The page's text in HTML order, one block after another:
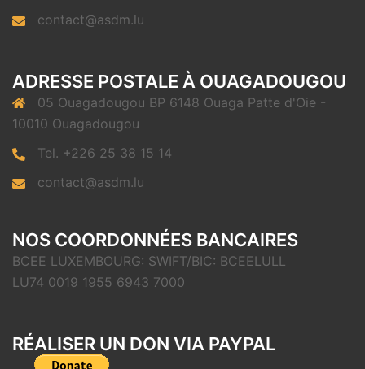
contact@asdm.lu
ADRESSE POSTALE À OUAGADOUGOU
05 Ouagadougou BP 6148 Ouaga Patte d'Oie -
10010 Ouagadougou
Tel. +226 25 38 15 14
contact@asdm.lu
NOS COORDONNÉES BANCAIRES
BCEE LUXEMBOURG: SWIFT/BIC: BCEELULL
LU74 0019 1955 6943 7000
RÉALISER UN DON VIA PAYPAL